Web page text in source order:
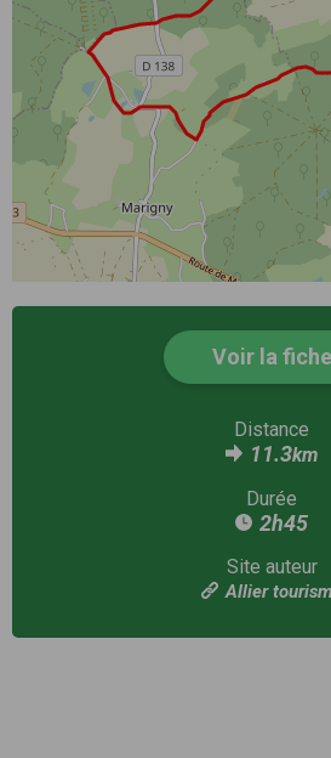
Voir la fiche
Distance
11.3km
Durée
2h45
Site auteur
Allier